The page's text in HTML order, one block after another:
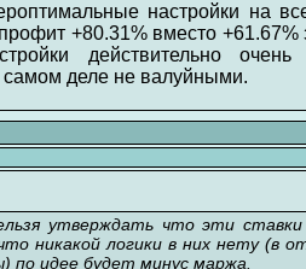
настройки на
+80.31% вместо +61.67%
действительно очень
деле не валуйными.
утверждать что эти
никакой логики в них нету (в
по идее будет минус маржа.